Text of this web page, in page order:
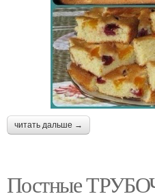
читать дальше →
Постные